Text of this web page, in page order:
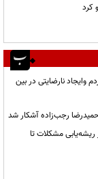
کرد
وایجاد نارضایتی در بین
حمیدرضا رجب‌زاده آشکار شد
از ریشه‌یابی مشکلات تا